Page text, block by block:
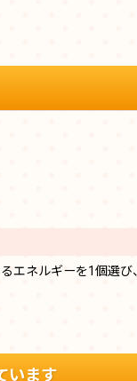
エネルギーを1個選び
います